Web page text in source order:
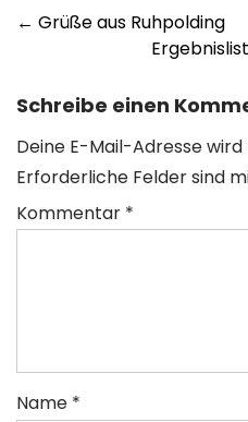
Post
navigation
← Grüße aus Ruhpolding
Schreibe einen
Deine E-Mail-Adresse
Erforderliche Felder sind
Kommentar *
Name *